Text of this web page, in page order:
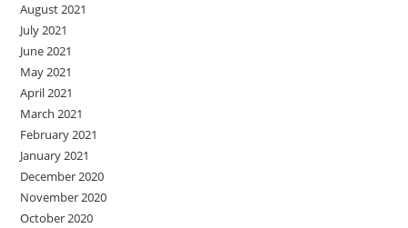
August 2021
July 2021
June 2021
May 2021
April 2021
March 2021
February 2021
January 2021
December 2020
November 2020
October 2020